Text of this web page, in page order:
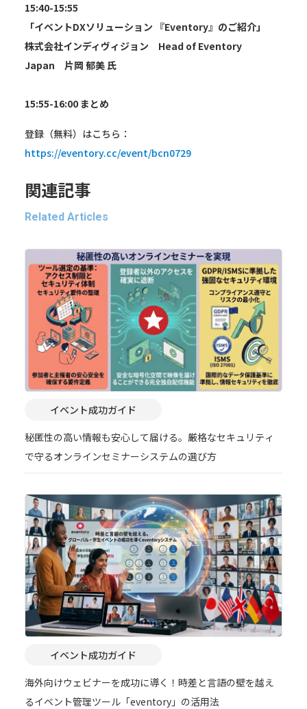
15:40-15:55
「イベントDXソリューション 『Eventory』のご紹介」
株式会社インディヴィジョン Head of Eventory
Japan 片岡 郁美 氏
15:55-16:00 まとめ
登録（無料）はこちら：
https://eventory.cc/event/bcn0729
関連記事
Related Articles
イベント成功ガイド
秘匿性の高い情報も安心して届ける。厳格なセキュリティ
で守るオンラインセミナーシステムの選び方
イベント成功ガイド
海外向けウェビナーを成功に導く！時差と言語の壁を越え
るイベント管理ツール「eventory」の活用法